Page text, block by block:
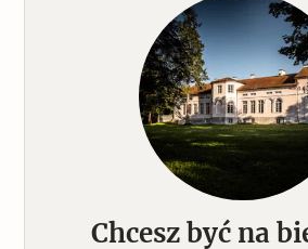
Chcesz być na